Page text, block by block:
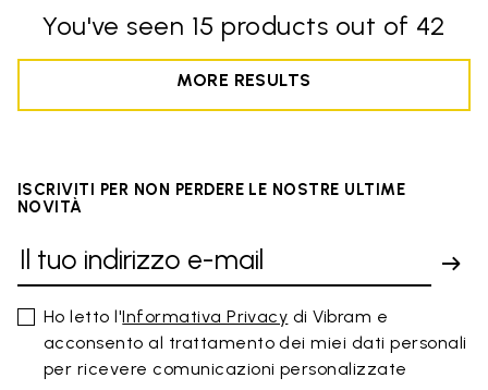
You've seen 15 products out of 42
MORE RESULTS
ISCRIVITI PER NON PERDERE LE NOSTRE ULTIME
NOVITÀ
Ho letto l'Informativa Privacy di Vibram e
acconsento al trattamento dei miei dati personali
per ricevere comunicazioni personalizzate